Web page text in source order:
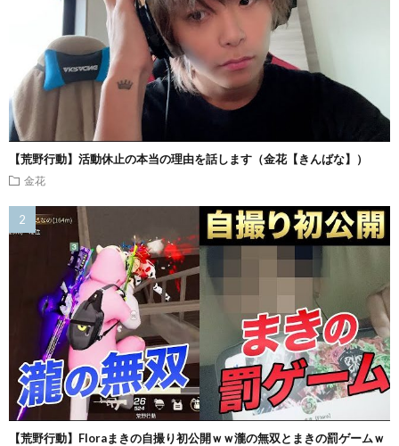
【荒野行動】活動休止の本当の理由を話します（金花【きんばな】）
金花
【荒野行動】Floraまきの自撮り初公開ｗｗ瀧の無双とまきの罰ゲームｗ